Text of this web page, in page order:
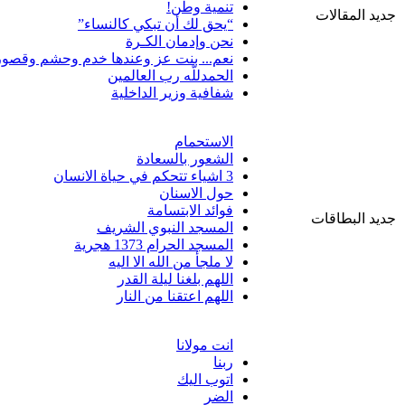
جديد المقالات
تنمية وطن!
“يحق لك أن تبكي كالنساء”
نحن وإدمان الكـرة
نعم... بنت عز وعندها خدم وحشم
الحمدللّه رب العالمين
شفافية وزير الداخلية
جديد البطاقات
الاستحمام
الشعور بالسعادة
3 اشياء تتحكم في حياة الانسان
حول الاسنان
فوائد الابتسامة
المسجد النبوي الشريف
المسجد الحرام 1373 هجرية
لا ملجأ من الله الا اليه
اللهم بلغنا ليلة القدر
اللهم اعتقنا من النار
انت مولانا
ربنا
اتوب اليك
الضر